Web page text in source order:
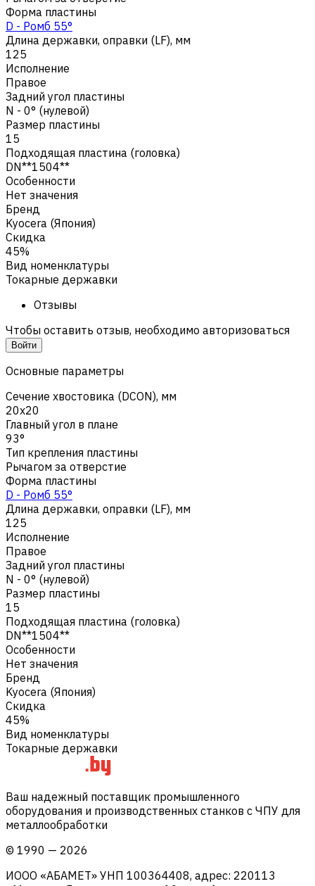
Форма пластины
D - Ромб 55°
Длина державки, оправки (LF), мм
125
Исполнение
Правое
Задний угол пластины
N - 0° (нулевой)
Размер пластины
15
Подходящая пластина (головка)
DN**1504**
Особенности
Нет значения
Бренд
Kyocera (Япония)
Скидка
45%
Вид номенклатуры
Токарные державки
Отзывы
Чтобы оставить отзыв, необходимо авторизоваться
Войти
Основные параметры
Сечение хвостовика (DCON), мм
20x20
Главный угол в плане
93°
Тип крепления пластины
Рычагом за отверстие
Форма пластины
D - Ромб 55°
Длина державки, оправки (LF), мм
125
Исполнение
Правое
Задний угол пластины
N - 0° (нулевой)
Размер пластины
15
Подходящая пластина (головка)
DN**1504**
Особенности
Нет значения
Бренд
Kyocera (Япония)
Скидка
45%
Вид номенклатуры
Токарные державки
Ваш надежный поставщик промышленного
оборудования и производственных станков с ЧПУ для
металлообработки
© 1990 — 2026
ИООО «АБАМЕТ» УНП 100364408, адрес: 220113